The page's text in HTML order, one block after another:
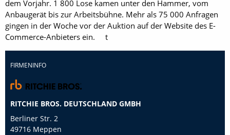
dem Vorjahr. 1 800 Lose kamen unter den Hammer, vom
Anbaugerät bis zur Arbeitsbühne. Mehr als 75 000 Anfragen
gingen in der Woche vor der Auktion auf der Website des E-
Commerce-Anbieters ein. t
FIRMENINFO
RITCHIE BROS. DEUTSCHLAND GMBH
Berliner Str. 2
49716 Meppen